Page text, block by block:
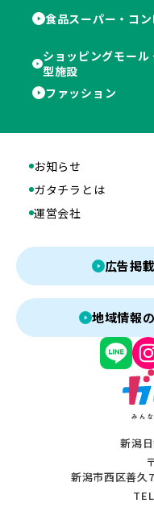
食品スーパー・コン
ショッピングモール
型施設
ファッション
新潟
新潟市西区善久
お知らせ
ガタチラとは
運営会社
広告掲
地域情報